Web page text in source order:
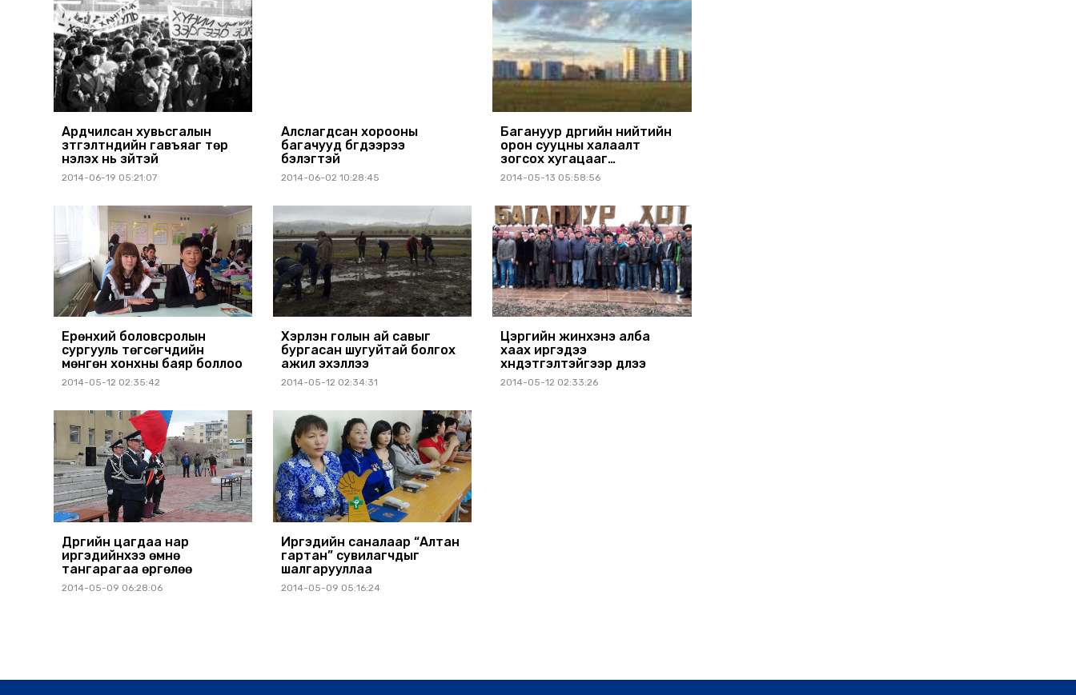
Ардчилсан хувьсгалын
зүтгэлтнүүдийн гавъяаг төр
үнэлэх нь зүйтэй
2014-06-19 05:21:07
Алслагдсан хорооны
багачууд бүгдээрээ
бэлэгтэй
2014-06-02 10:28:45
Багануур дүүргийн нийтийн
орон сууцны халаалт
зогсох хугацааг
хойшлууллаа
2014-05-13 05:58:56
Ерөнхий боловсролын
сургууль төгсөгчдийн
мөнгөн хонхны баяр боллоо
2014-05-12 02:35:42
Хэрлэн голын ай савыг
бургасан шугуйтай болгох
ажил эхэллээ
2014-05-12 02:34:31
Цэргийн жинхэнэ алба
хаах иргэдээ
хүндэтгэлтэйгээр үдлээ
2014-05-12 02:33:26
Дүүргийн цагдаа нар
иргэдийнхээ өмнө
тангарагаа өргөлөө
2014-05-09 06:28:06
Иргэдийн саналаар “Алтан
гартан” сувилагчдыг
шалгарууллаа
2014-05-09 05:16:24